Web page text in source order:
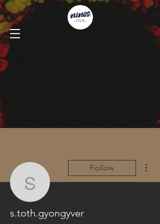
s.toth.gyongyver
Follow
s.toth.gyongyver